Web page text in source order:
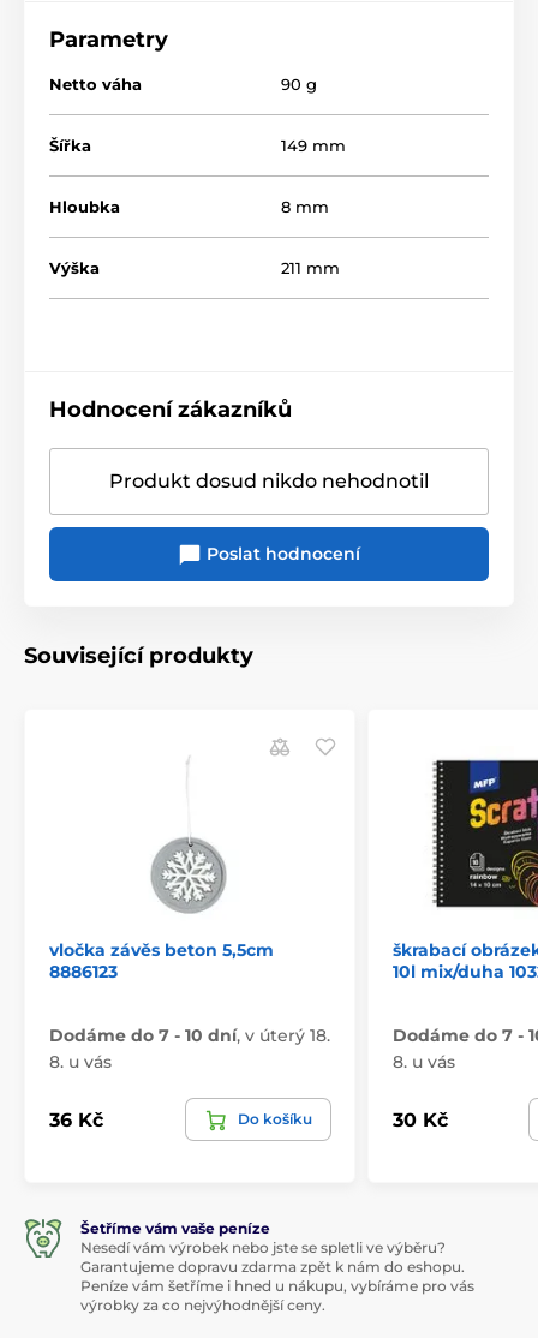
Parametry
Netto váha 90 g
Šířka 149 mm
Hloubka 8 mm
Výška 211 mm
Hodnocení zákazníků
Produkt dosud nikdo nehodnotil
Poslat hodnocení
Související produkty
vločka závěs beton 5,5cm
8886123
Dodáme do 7 - 10 dní, v úterý 18.
8. u vás
36 Kč Do košíku
škrabací
10l mix/duha
Dodáme do 7 -
8. u vás
30 Kč
Šetříme vám vaše peníze
Nesedí vám výrobek nebo jste se spletli ve výběru?
Garantujeme dopravu zdarma zpět k nám do eshopu.
Peníze vám šetříme i hned u nákupu, vybíráme pro vás
výrobky za co nejvýhodnější ceny.